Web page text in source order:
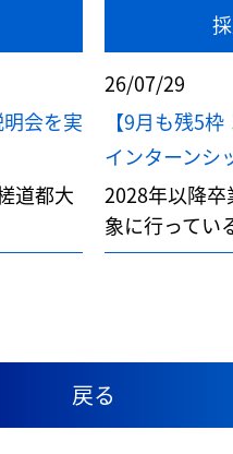
会を実
道都大
26/07/29
【9月も残5
インターンシ
2028年以降
象に行ってい
戻る